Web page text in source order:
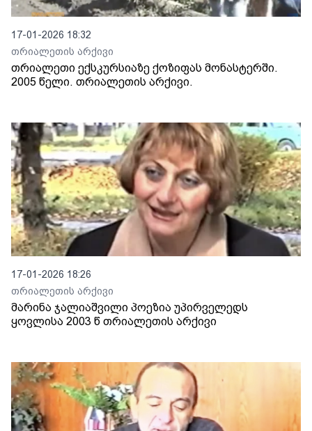
17-01-2026 18:32
თრიალეთის არქივი
თრიალეთი ექსკურსიაზე ქოზიფას მონასტერში.
2005 წელი. თრიალეთის არქივი.
17-01-2026 18:26
თრიალეთის არქივი
მარინა ჯალიაშვილი პოეზია უპირველედს
ყოვლისა 2003 წ თრიალეთის არქივი